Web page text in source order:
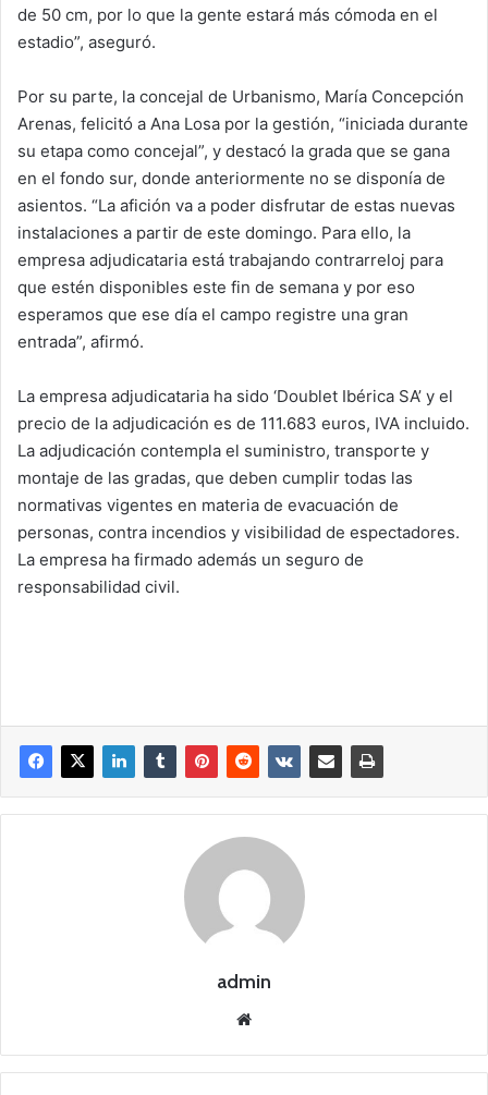
de 50 cm, por lo que la gente estará más cómoda en el
estadio”, aseguró.
Por su parte, la concejal de Urbanismo, María Concepción
Arenas, felicitó a Ana Losa por la gestión, “iniciada durante
su etapa como concejal”, y destacó la grada que se gana
en el fondo sur, donde anteriormente no se disponía de
asientos. “La afición va a poder disfrutar de estas nuevas
instalaciones a partir de este domingo. Para ello, la
empresa adjudicataria está trabajando contrarreloj para
que estén disponibles este fin de semana y por eso
esperamos que ese día el campo registre una gran
entrada”, afirmó.
La empresa adjudicataria ha sido ‘Doublet Ibérica SA’ y el
precio de la adjudicación es de 111.683 euros, IVA incluido.
La adjudicación contempla el suministro, transporte y
montaje de las gradas, que deben cumplir todas las
normativas vigentes en materia de evacuación de
personas, contra incendios y visibilidad de espectadores.
La empresa ha firmado además un seguro de
responsabilidad civil.
admin
we